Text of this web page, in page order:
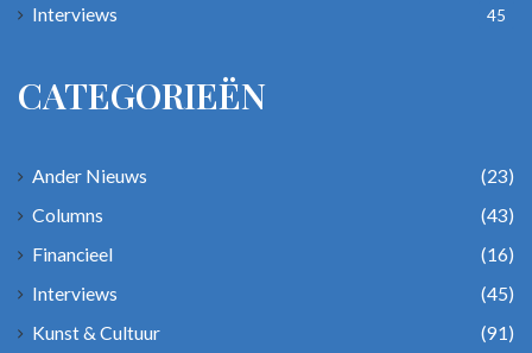
Interviews 45
CATEGORIEËN
Ander Nieuws
(23)
Columns
(43)
Financieel
(16)
Interviews
(45)
Kunst & Cultuur
(91)